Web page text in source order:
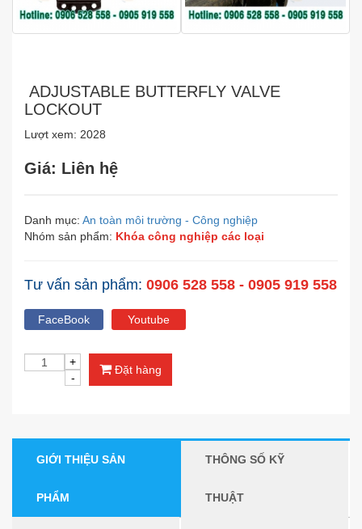
ADJUSTABLE BUTTERFLY VALVE
LOCKOUT
Lượt xem: 2028
Giá: Liên hệ
Danh mục: An toàn môi trường - Công nghiệp
Nhóm sản phẩm: Khóa công nghiệp các loại
Tư vấn sản phẩm: 0906 528 558 - 0905 919 558
FaceBook Youtube
Đặt hàng
GIỚI THIỆU SẢN
PHẨM
THÔNG SỐ KỸ
THUẬT